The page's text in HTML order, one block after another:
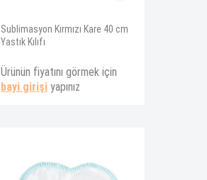
Sublimasyon Kırmızı Kare 40 cm
Yastık Kılıfı
Ürünün fiyatını görmek için
bayi girişi yapınız